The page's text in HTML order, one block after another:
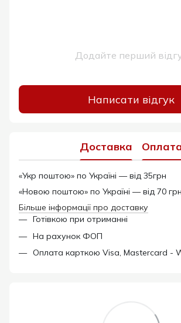
Додайте перший
Написати відгук
Доставка
«Укр поштою» по Україні — від 35грн
«Новою поштою» по Україні — від 70
Більше інформації про доставку
Готівкою при отриманні
На рахунок ФОП
Оплата карткою Visa, Mastercard -